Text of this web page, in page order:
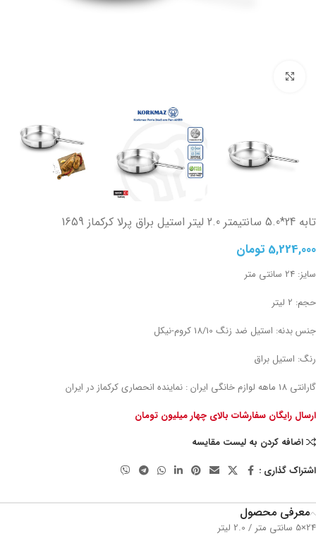
تابه 24*5.0 سانتیمتر 2.0 لیتر استیل براق پرلا کرکماز 1659
5,224,000 تومان
سایز: 24 سانتی متر
حجم: 2 لیتر
جنس بدنه: استیل ضد زنگ 18/10 کروم-نیکل
رنگ: استیل براق
گارانتی 18 ماهه لوازم خانگی ایران : نماینده انحصاری کرکماز در ایران
ارسال رایگان سفارشات بالای چهار میلیون تومان
اضافه کردن به لیست مقایسه
اشتراک گذاری :
معرفی محصول
24×5 سانتی متر / 2.0 لیتر